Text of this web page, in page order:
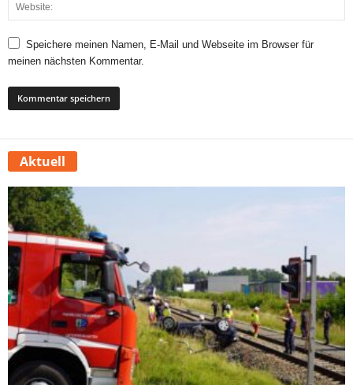
Speichere meinen Namen, E-Mail und Webseite im Browser für
meinen nächsten Kommentar.
Aktuell